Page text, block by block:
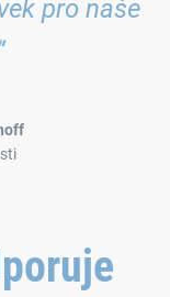
pro naše